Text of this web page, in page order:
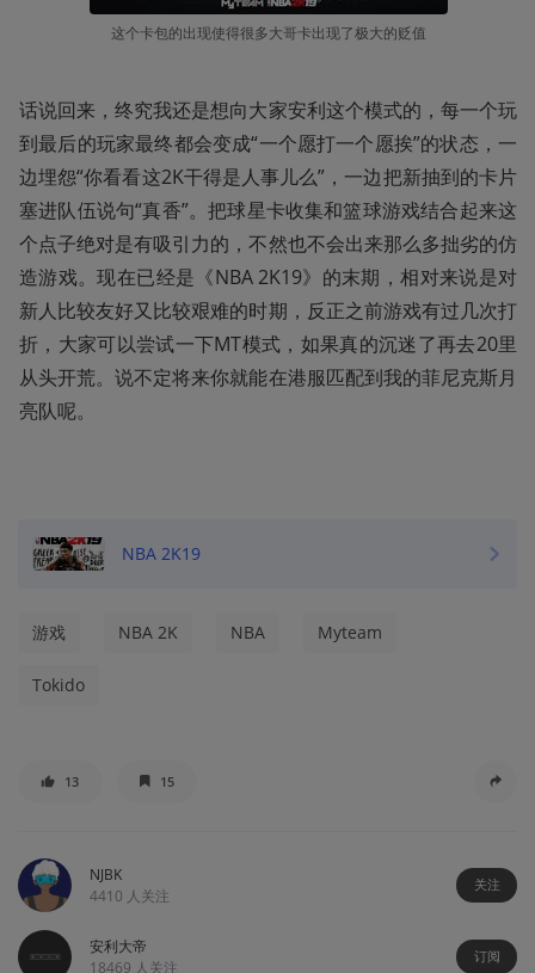
这个卡包的出现使得很多大哥卡出现了极大的贬值
话说回来，终究我还是想向大家安利这个模式的，每一个玩
到最后的玩家最终都会变成“一个愿打一个愿挨”的状态，一
边埋怨“你看看这2K干得是人事儿么”，一边把新抽到的卡片
塞进队伍说句“真香”。把球星卡收集和篮球游戏结合起来这
个点子绝对是有吸引力的，不然也不会出来那么多拙劣的仿
造游戏。现在已经是《NBA 2K19》的末期，相对来说是对
新人比较友好又比较艰难的时期，反正之前游戏有过几次打
折，大家可以尝试一下MT模式，如果真的沉迷了再去20里
从头开荒。说不定将来你就能在港服匹配到我的菲尼克斯月
亮队呢。
NBA 2K19
游戏 NBA 2K NBA Myteam
Tokido
13 15
NJBK
4410 人关注
关注
安利大帝
18469 人关注
订阅